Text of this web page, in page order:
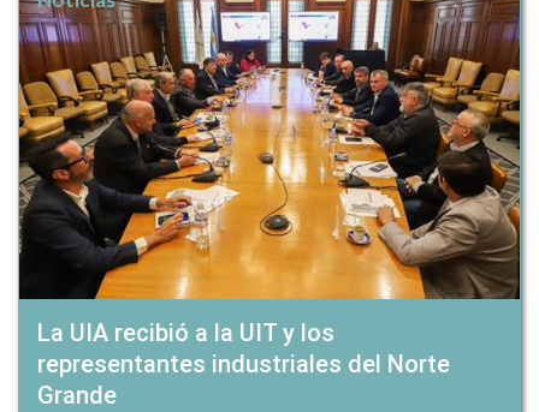
La UIA recibió a la UIT y los
representantes industriales del Norte
Grande